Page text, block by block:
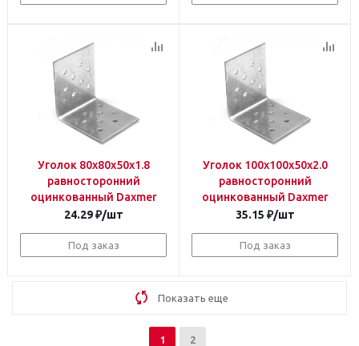
Уголок 80х80х50х1.8
равносторонний
оцинкованный Daxmer
24.29₽/шт
Под заказ
Уголок 100х100х50х2.0
равносторонний
оцинкованный Daxmer
35.15 ₽/шт
Под заказ
Показать еще
1 2